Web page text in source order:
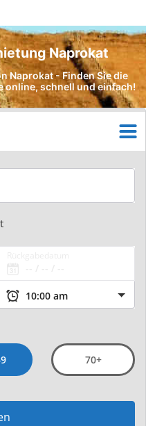
Naprokat
Naprokat - Finden Sie die
online, schnell und einfach!
70+